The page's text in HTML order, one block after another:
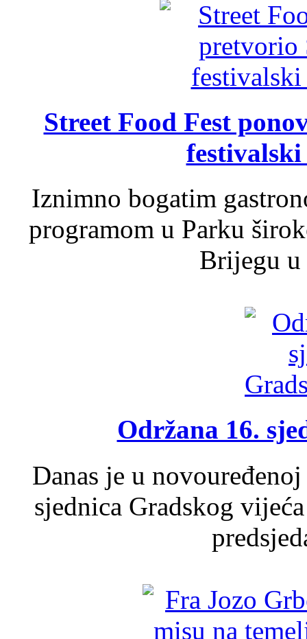
Street Food Fest
Iznimno bogatim
programom u Parku
Brijegu u
Održana 16.
Danas je u
sjednica Gradskog